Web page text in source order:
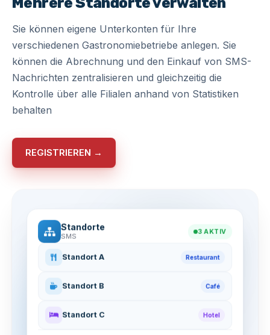
Sie können eigene Unterkonten für Ihre
verschiedenen Gastronomiebetriebe anlegen. Sie
können die Abrechnung und den Einkauf von SMS-
Nachrichten zentralisieren und gleichzeitig die
Kontrolle über alle Filialen anhand von Statistiken
behalten
REGISTRIEREN →
Standorte
SMS
3 AKTIV
Standort A Restaurant
Standort B Café
Standort C Hotel